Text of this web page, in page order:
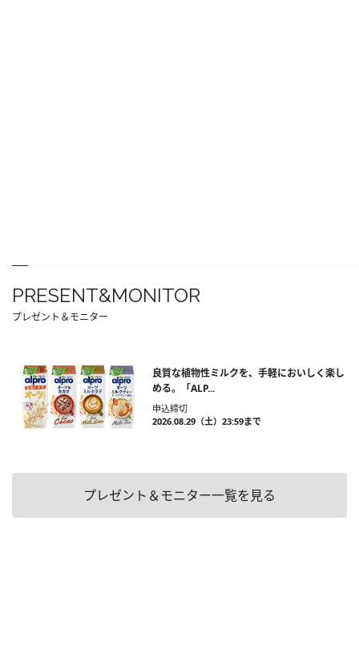
PRESENT&MONITOR
プレゼント＆モニター
良質な植物性ミルクを、手軽においしく楽し
める。「ALP...
申込締切
2026.08.29（土）23:59まで
プレゼント＆モニター一覧を見る